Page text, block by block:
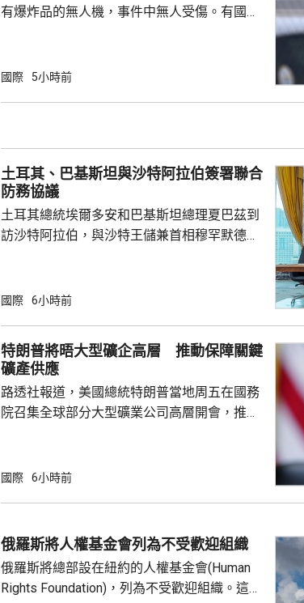
有爆炸品的無人機，事件中無人受傷。有國會
容司機行為大膽及勇敢，亦非常危險，但就因
諾夫運輸機附近被發現，檢察官已展開反恐調
查。德國政府發言人表示，總理默茨已召...
國際 5小時前
土耳其、巴基斯坦與沙特阿拉伯簽署聯合
防務協議
土耳其總統埃爾多安和巴基斯坦總理夏巴茲到
訪沙特阿拉伯，與沙特王儲兼首相穆罕默德在
任何一國遭受武裝攻擊，都會被視為對三國的
作。路透社引述有土耳其官員指，協議純屬防
禦性質，僅承諾為防禦目的提供相互支持，不
針對任何國家、組織或個人，亦向其他區...
國際 6小時前
特朗普將晤大型礦企高層 推動保障關鍵
礦產供應
路透社報道，美國總統特朗普當地周五在國務
院召集全球部分大型礦業公司高層開會，推動
但華府正急需關鍵礦產來補充伊朗戰事期間耗
關重要，同時當局亦尋求減少美國對中國供應
鏈的依賴，計劃宣布一系列協議和諒解備忘
錄。 消息人士預計，出席的業界巨頭包括全
球...
國際 6小時前
俄羅斯將人權基金會列為不受歡迎組織
俄羅斯將總部設在紐約的人權基金會(Human
Rights Foundation)，列為不受歡迎組織。這個